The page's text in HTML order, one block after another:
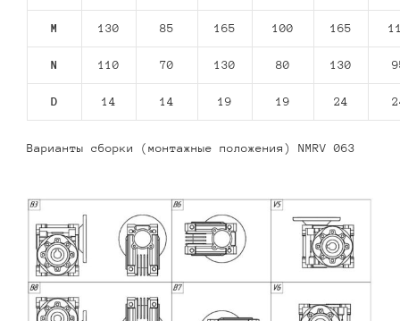
M 130 85 165 100 165
N 110 70 130 80 130
D 14 14 19 19 24
Варианты сборки (монтажные положения) NMRV 063